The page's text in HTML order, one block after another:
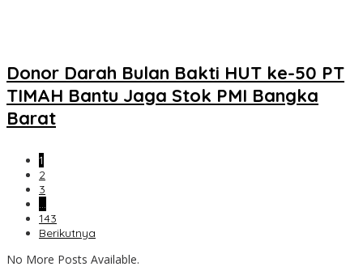
Donor Darah Bulan Bakti HUT ke-50 PT
TIMAH Bantu Jaga Stok PMI Bangka
Barat
1
2
3
…
143
Berikutnya
No More Posts Available.